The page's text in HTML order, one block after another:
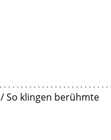
/ So klingen berühmte